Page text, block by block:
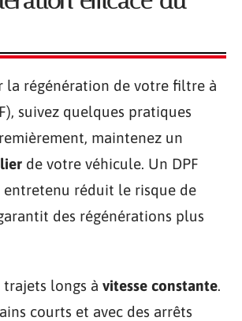
la régénération de votre filtre à
suivez quelques pratiques
maintenez un
de votre véhicule. Un DPF
réduit le risque de
des régénérations plus
trajets longs à vitesse constante.
courts et avec des arrêts